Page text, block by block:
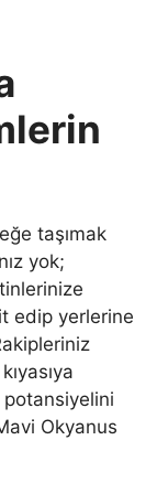
taşımak
yok;
edip yerlerine
Okyanus